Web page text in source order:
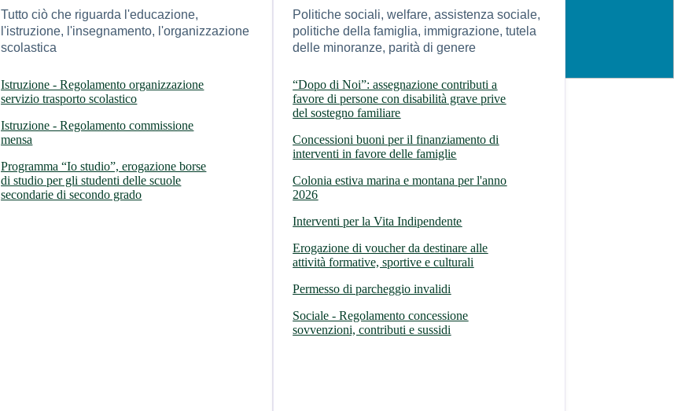
Tutto ciò che riguarda l'educazione,
l'istruzione, l'insegnamento, l'organizzazione
scolastica
Istruzione - Regolamento organizzazione
servizio trasporto scolastico
Istruzione - Regolamento commissione
mensa
Programma “Io studio”, erogazione borse
di studio per gli studenti delle scuole
secondarie di secondo grado
Politiche sociali, welfare, assistenza sociale,
politiche della famiglia, immigrazione, tutela
delle minoranze, parità di genere
“Dopo di Noi”: assegnazione contributi a
favore di persone con disabilità grave prive
del sostegno familiare
Concessioni buoni per il finanziamento di
interventi in favore delle famiglie
Colonia estiva marina e montana per l'anno
2026
Interventi per la Vita Indipendente
Erogazione di voucher da destinare alle
attività formative, sportive e culturali
Permesso di parcheggio invalidi
Sociale - Regolamento concessione
sovvenzioni, contributi e sussidi